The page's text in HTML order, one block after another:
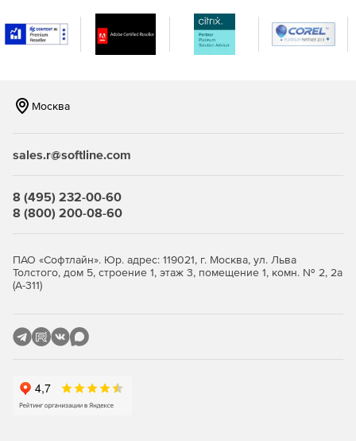
Поддержка новейших платформ Windows, включая
Visual Studio 2012, доступ к новому редактору
синтаксиса, который имитирует процессы написания и
линейные, столбчатые, пузырьковые и другие.
телефону, электронной почте или через чат. Доступ к
сообществу из более 950 000 разработчиков из
обучающие видео и документацию.
Москва
sales.r@softline.com
8 (495) 232-00-60
8 (800) 200-08-60
ПАО «Софтлайн». Юр. адрес: 119021, г. Москва, ул. Льва
Толстого, дом 5, строение 1, этаж 3, помещение 1, комн. № 2, 2а
(А-311)